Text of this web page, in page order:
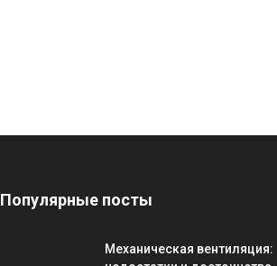
Популярные посты
Механическая вентиляция: